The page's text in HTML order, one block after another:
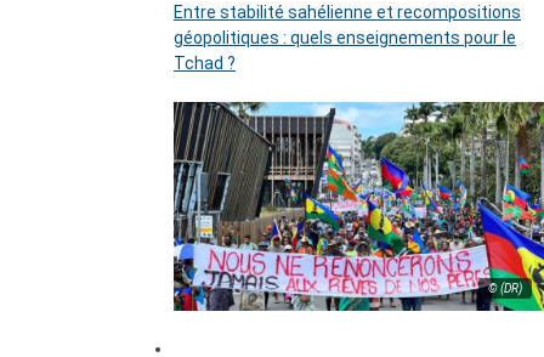
Entre stabilité sahélienne et recompositions
géopolitiques : quels enseignements pour le
Tchad ?
© (DR)